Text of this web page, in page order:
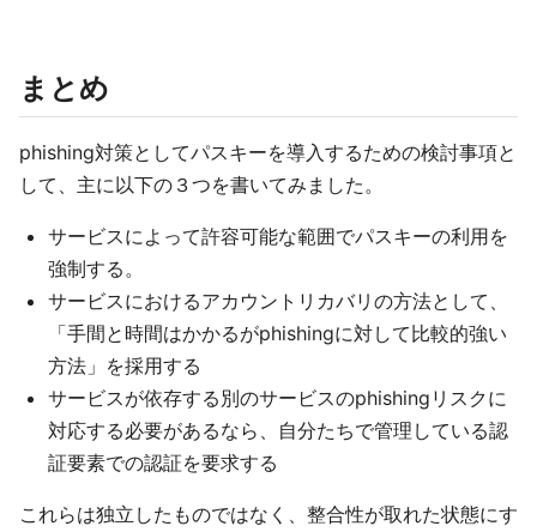
まとめ
phishing対策としてパスキーを導入するための検討事項と
して、主に以下の３つを書いてみました。
サービスによって許容可能な範囲でパスキーの利用を
強制する。
サービスにおけるアカウントリカバリの方法として、
「手間と時間はかかるがphishingに対して比較的強い
方法」を採用する
サービスが依存する別のサービスのphishingリスクに
対応する必要があるなら、自分たちで管理している認
証要素での認証を要求する
これらは独立したものではなく、整合性が取れた状態にす